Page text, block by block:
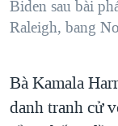
THỂ THAO
CHI PHÍ CHIẾN
THƯỢNG ĐỈNH
TRỊNH VĨNH
Biden sau bài
Raleigh, bang
Bà Kamala
danh tranh cử